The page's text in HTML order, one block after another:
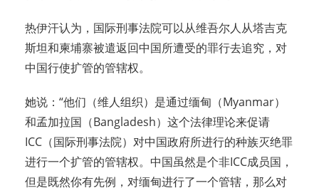
热伊汗认为，国际刑事法院可以从维吾尔人从塔吉克
斯坦和柬埔寨被遣返回中国所遭受的罪行去追究，对
中国行使扩管的管辖权。
她说：“他们（维人组织）是通过缅甸（Myanmar）
和孟加拉国（Bangladesh）这个法律理论来促请
ICC（国际刑事法院）对中国政府所进行的种族灭绝罪
进行一个扩管的管辖权。中国虽然是个非ICC成员国，
但是既然你有先例，对缅甸进行了一个管辖，那么对